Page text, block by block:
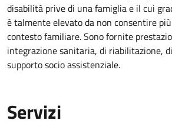
disabilità prive di una famiglia e il cui
è talmente elevato da non consentire
contesto familiare. Sono fornite
integrazione sanitaria, di riabilitazione,
supporto socio assistenziale.
Servizi